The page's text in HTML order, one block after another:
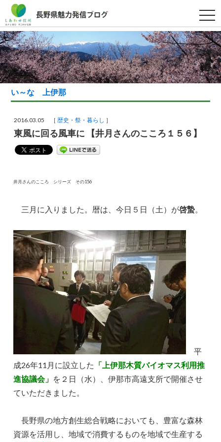
t
o
g
g
l
e
n
a
v
i
t
い～な 上伊那
2016.03.05 ［ 歴史・祭・暮らし ］
東風に回る風車に 【井月さんのこころ１５６】
井月さんのこころ シリーズ その156
三月に入りました。暦は、今日５日（土）が啓蟄
平
成26年11月に設立した 「上伊那木質バイオマス利用推
進協議会」 を２日（水）、伊那市高遠支所で開催させ
ていただきました。
長野県の地方創生総合戦略においても、豊富な森林
資源を活用し、地域で消費するものを地域で生産する